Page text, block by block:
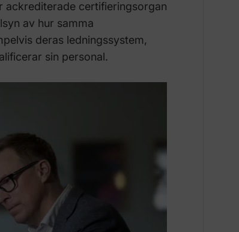
ackrediterade certifieringsorgan
av hur samma
deras ledningssystem,
sin personal.